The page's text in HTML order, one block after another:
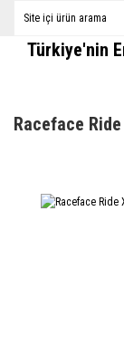
Türkiye'nin
Raceface